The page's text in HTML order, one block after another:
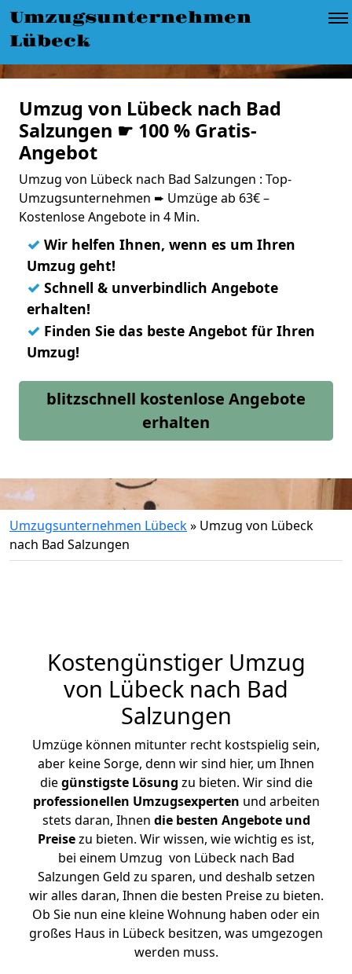
Umzugsunternehmen
Lübeck
Umzug von Lübeck nach Bad
Salzungen ☛ 100 % Gratis-
Angebot
Umzug von Lübeck nach Bad Salzungen : Top-
Umzugsunternehmen ➨ Umzüge ab 63€ –
Kostenlose Angebote in 4 Min.
✓ Wir helfen Ihnen, wenn es um Ihren
Umzug geht!
✓ Schnell & unverbindlich Angebote
erhalten!
✓ Finden Sie das beste Angebot für Ihren
Umzug!
blitzschnell kostenlose Angebote
erhalten
Umzugsunternehmen Lübeck» Umzug von Lübeck
nach Bad Salzungen
Kostengünstiger Umzug
von Lübeck nach Bad
Salzungen
Umzüge können mitunter recht kostspielig sein,
aber keine Sorge, denn wir sind hier, um Ihnen
diegünstigste Lösung zu bieten. Wir sind die
professionellen Umzugsexperten und arbeiten
stets daran, Ihnen die besten Angebote und
Preisezu bieten. Wir wissen, wie wichtig es ist,
bei einem Umzug von Lübeck nach Bad
Salzungen Geld zu sparen, und deshalb setzen
wir alles daran, Ihnen die besten Preise zu bieten.
Ob Sie nun eine kleine Wohnung haben oder ein
großes Haus in Lübeck besitzen, was umgezogen
werden muss.